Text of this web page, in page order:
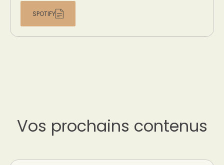
SPOTIFY
Vos prochains contenus